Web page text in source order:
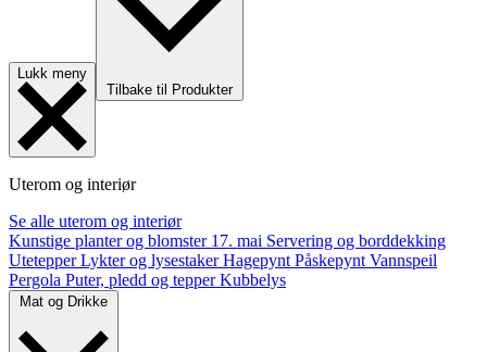
Lukk meny
Tilbake til Produkter
Uterom og interiør
Se alle uterom og interiør
Kunstige planter og blomster 17. mai Servering og borddekking
UtetepperLykter og lysestakerHagepynt Påskepynt Vannspeil
Pergola Puter, pledd og tepperKubbelys